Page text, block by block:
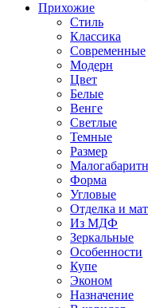
Прихожие
Стиль
Классика
Современные
Модерн
Цвет
Белые
Венге
Светлые
Темные
Размер
Форма
Угловые
Отделка и
Из МДФ
Зеркальные
Особенности
Купе
Эконом
Назначение